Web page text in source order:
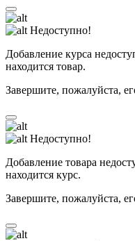
Недоступно!
Добавление курса
находится товар.
Завершите, пожалуйста,
Недоступно!
Добавление товара
находится курс.
Завершите, пожалуйста,